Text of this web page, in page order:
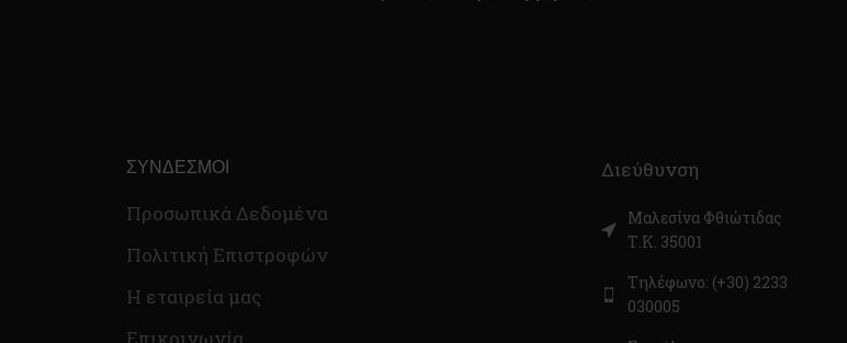
ΣΎΝΔΕΣΜΟΙ
Προσωπικά Δεδομένα
Πολιτική Επιστροφών
Η εταιρεία μας
Επικοινωνία
Διεύθυνση
Μαλεσίνα Φθιώτιδας
Τ.Κ. 35001
Τηλέφωνο: (+30) 2233
030005